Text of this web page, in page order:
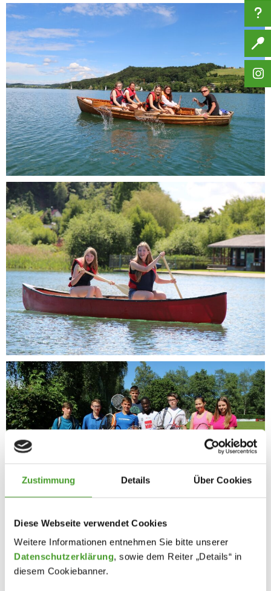
Zustimmung Details Über Cookies
Diese Webseite verwendet Cookies
Weitere Informationen entnehmen Sie bitte unserer
Datenschutzerklärung, sowie dem Reiter „Details“ in
diesem Cookiebanner.